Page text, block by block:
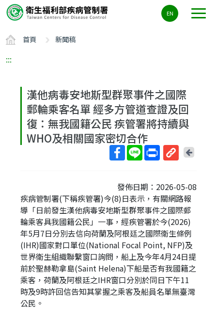
要
容
ALT+C
EN
首頁 新聞稿
:::
漢他病毒安地斯型群聚事件之國際
郵輪乘客名單 經多方管道查證及回
復：無我國籍公民 疾管署將持續與
WHO及相關國家密切合作
短
網
址
回
頁
發佈日期：2026-05-08
疾病管制署(下稱疾管署)今(8)日表示，有關網路報
導「日前發生漢他病毒安地斯型群聚事件之國際郵
輪乘客具我國籍公民」一事，經疾管署於今(2026)
年5月7日分別去信向荷蘭及阿根廷之國際衛生條例
(IHR)國家對口單位(National Focal Point, NFP)及
世界衛生組織聯繫窗口詢問，船上及今年4月24日提
前於聖赫勒拿島(Saint Helena)下船是否有我國籍之
乘客，荷蘭及阿根廷之IHR窗口分別於同日下午11
時及9時許回信告知其掌握之乘客及船員名單無臺灣
公民。